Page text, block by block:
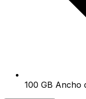
100 GB Ancho